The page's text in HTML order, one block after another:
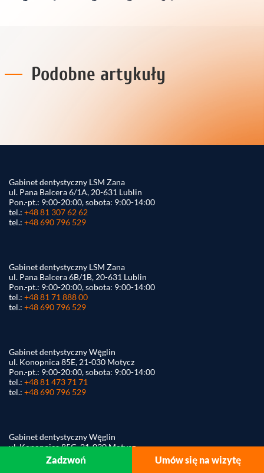
Podobne artykuły
Zadzwoń Umów się na wizytę
Gabinet dentystyczny LSM Zana
ul. Pana Balcera 6/1A, 20-631 Lublin
Pon.-pt.: 9:00-20:00, sobota: 9:00-14:00
tel.: +48 81 307 62 62
tel.: +48 690 796 529
Gabinet dentystyczny LSM Zana
ul. Pana Balcera 6B/1B, 20-631 Lublin
Pon.-pt.: 9:00-20:00, sobota: 9:00-14:00
tel.: +48 81 71 888 00
tel.: +48 690 796 529
Gabinet dentystyczny Węglin
ul. Konopnica 85E, 21-030 Motycz
Pon.-pt.: 9:00-20:00, sobota: 9:00-14:00
tel.: +48 81 473 71 71
tel.: +48 690 796 529
Gabinet dentystyczny Węglin
ul. Konopnica 85G, 21-030 Motycz
Pon.-pt.: 9:00-20:00, sobota: 9:00-14:00
+48 81 307 75 22